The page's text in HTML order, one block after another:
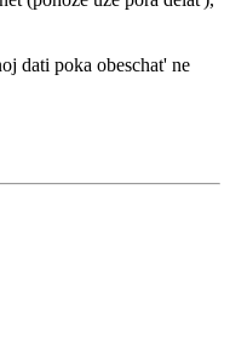
dati poka obeschat' ne